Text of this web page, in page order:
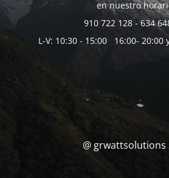
en nuestro
910 722 128 - 634
L-V: 10:30 - 15:00 16:00- 20:00
@ grwattsolutions